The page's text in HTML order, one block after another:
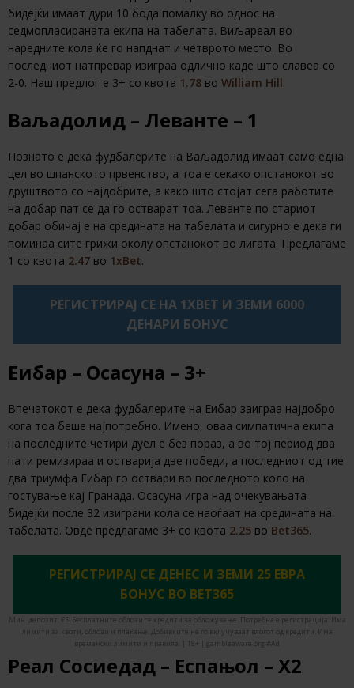
бидејќи имаат дури 10 бода помалку во однос на
седмопласираната екипа на табелата. Виљареал во
наредните кола ќе го напднат и четврото место. Во
последниот натпревар изиграа одлично каде што славеа со
2-0. Наш предлог е 3+ со квота 1.78 во William Hill.
Ваљадолид – Леванте – 1
Познато е дека фудбалерите на Ваљадолид имаат само една
цел во шпанското првенство, а тоа е секако опстанокот во
друштвото со најдобрите, а како што стојат сега работите
на добар пат се да го остварат тоа. Леванте по стариот
добар обичај е на средината на табелата и сигурно е дека ги
поминаа сите грижи околу опстанокот во лигата. Предлагаме
1 со квота 2.47 во 1xBet.
РЕГИСТРИРАЈ СЕ НА 1XBET И ЗЕМИ 6000
ДЕНАРИ БОНУС
Еибар – Осасуна – 3+
Впечатокот е дека фудбалерите на Еибар заиграа најдобро
кога тоа беше најпотребно. Имено, оваа симпатична екипа
на последните четири дуел е без пораз, а во тој период два
пати ремизираа и остварија две победи, а последниот од тие
два триумфа Еибар го оствари во последното коло на
гостување кај Гранада. Осасуна игра над очекувањата
бидејќи после 32 изиграни кола се наоѓаат на средината на
табелата. Oвде предлагаме 3+ со квота 2.25 во Bet365.
РЕГИСТРИРАЈ СЕ ДЕНЕС И ЗЕМИ 25 ЕВРА
БОНУС ВО BET365
Мин. депозит: €5. Бесплатните облози се кредити за обложување. Потребна е регистрација. Има
лимити за квоти, облози и плаќање. Добивките не го вклучуваат влогот од кредити. Има
временски лимити и правила. | 18+ | gambleaware.org #Ad
Реал Сосиедад – Еспањол – Х2